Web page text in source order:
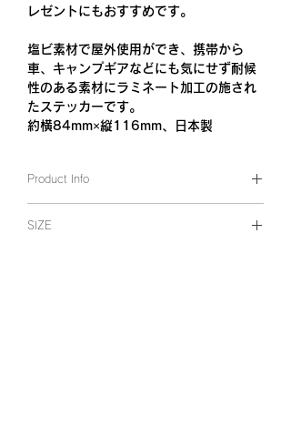
レゼントにもおすすめです。
塩ビ素材で屋外使用ができ、携帯から
車、キャンプギアなどにも気にせず耐候
性のある素材にラミネート加工の施され
たステッカーです。
約横84mm×縦116mm、日本製
Product Info
SIZE